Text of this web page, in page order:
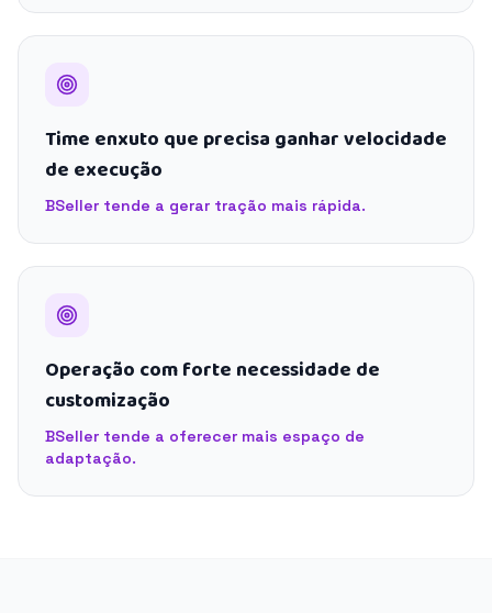
Time enxuto que precisa ganhar velocidade
de execução
BSeller tende a gerar tração mais rápida.
Operação com forte necessidade de
customização
BSeller tende a oferecer mais espaço de
adaptação.